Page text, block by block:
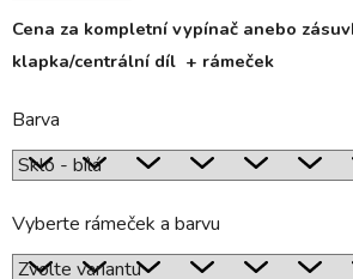
Cena za kompletní vypínač anebo
klapka/centrální díl + rámeček
Barva
Vyberte rámeček a barvu